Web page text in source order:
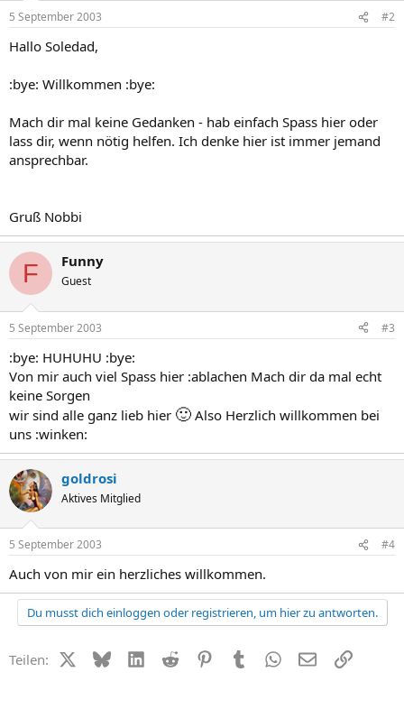
5 September 2003 #2
Hallo Soledad,
:bye: Willkommen :bye:
Mach dir mal keine Gedanken - hab einfach Spass hier oder
lass dir, wenn nötig helfen. Ich denke hier ist immer jemand
ansprechbar.
Gruß Nobbi
F Funny
Guest
5 September 2003 #3
:bye: HUHUHU :bye:
Von mir auch viel Spass hier :ablachen Mach dir da mal echt
keine Sorgen
wir sind alle ganz lieb hier 🙂 Also Herzlich willkommen bei
uns :winken:
goldrosi
Aktives Mitglied
5 September 2003 #4
Auch von mir ein herzliches willkommen.
Du musst dich einloggen oder registrieren, um hier zu antworten.
Teilen: X (Twitter)
BlueskyLinkedIn
Reddit PinterestTumblr WhatsApp
E-MailLink